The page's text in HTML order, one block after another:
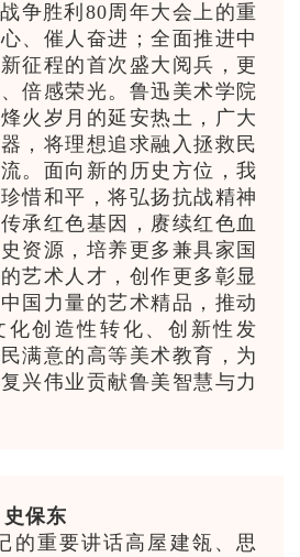
争胜利80周年大会上的重
、催人奋进；全面推进中
征程的首次盛大阅兵，更
倍感荣光。鲁迅美术学院
火岁月的延安热土，广大
，将理想追求融入拯救民
。面向新的历史方位，我
惜和平，将弘扬抗战精神
承红色基因，赓续红色血
资源，培养更多兼具家国
艺术人才，创作更多彰显
国力量的艺术精品，推动
化创造性转化、创新性发
满意的高等美术教育，为
兴伟业贡献鲁美智慧与力
保东
的重要讲话高屋建瓴、思